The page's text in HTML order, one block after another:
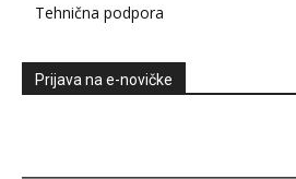
Tehnična podpora
Prijava na e-novičke